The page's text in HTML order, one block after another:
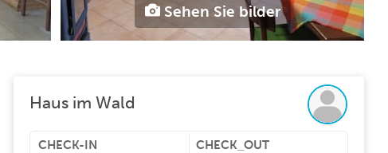
Sehen Sie bilder
Haus im Wald
CHECK-IN
CHECK_OUT